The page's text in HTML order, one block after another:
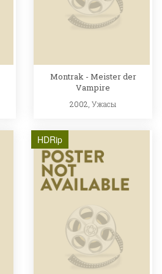
Montrak - Meister der
Vampire
2002,Ужасы
HDRip